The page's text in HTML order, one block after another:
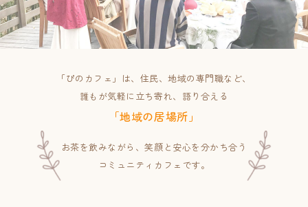
「ぴのカフェ」は、住民、地域の専門職など、
誰もが気軽に立ち寄れ、語り合える
「地域の居場所」
お茶を飲みながら、笑顔と安心を分かち合う
コミュニティカフェです。